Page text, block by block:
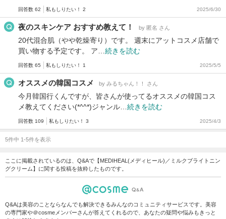
回答数 62 私もしりたい！ 2 2025/6/30
夜のスキンケア おすすめ教えて！ by 匿名 さん
20代混合肌（やや乾燥寄り）です。 週末にアットコスメ店舗で
買い物する予定です。 ア… 続きを読む
回答数 65 私もしりたい！ 1 2025/5/5
オススメの韓国コスメ by みるちゃん！！ さん
今月韓国行くんですが、皆さんが使ってるオススメの韓国コス
メ教えてください(*^^*)ジャンル… 続きを読む
回答数 109 私もしりたい！ 3 2025/4/3
5件中 1-5件を表示
ここに掲載されているのは、Q&Aで【MEDIHEAL(メディヒール)／ミルクブライトニン
グクリーム】に関する投稿を抜粋したものです。
Q&Aは美容のことならなんでも解決できるみんなのコミュニティサービスです。美容
の専門家や＠cosmeメンバーさんが答えてくれるので、あなたの疑問や悩みもきっと